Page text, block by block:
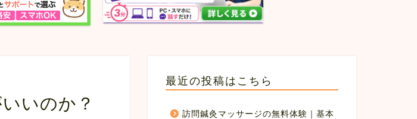
いのか？
最近の投稿はこちら
訪問鍼灸マッサージの無料体験｜基本